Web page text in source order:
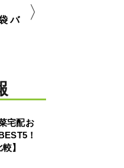
バ
宅配お
！
】